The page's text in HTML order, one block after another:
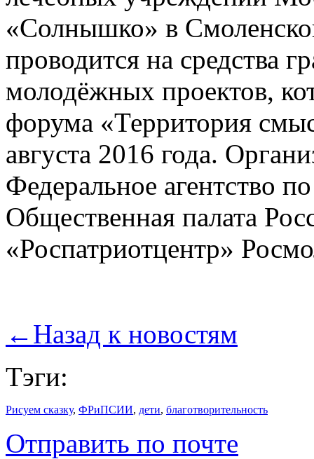
«Солнышко» в
проводится на средства
молодёжных проектов,
форума «Территория
августа 2016 года.
Федеральное агентство
Общественная палата
«Роспатриотцентр»
← Назад к новостям
Тэги:
Рисуем сказку, ФРиПСИИ, дети, благотворительность
Отправить по почте